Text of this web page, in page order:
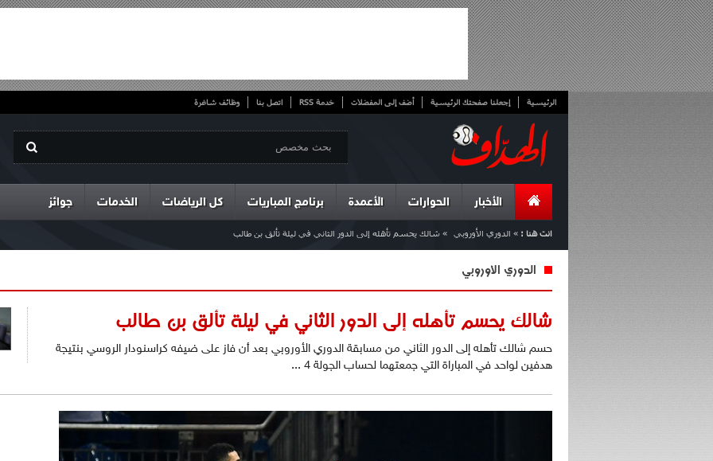
الرئيسية إجعلنا صفحتك الرئيسية أضف إلى المفضلات خدمة RSS اتصل بنا وظائف شاغرة
الأخبار الحوارات الأعمدة برنامج المباريات كل الرياضات الخدمات جوائز
انت هنا : » الدوري الأوروبي » شالك يحسم تأهله إلى الدور الثاني في ليلة تألق بن طالب
الدوري الأوروبي
شالك يحسم تأهله إلى الدور الثاني في ليلة تألق بن طالب
حسم شالك تأهله إلى الدور الثاني من مسابقة الدوري الأوروبي بعد أن فاز على ضيفه كراسنودار الروسي بنتيجة
هدفين لواحد في المباراة التي جمعتهما لحساب الجولة 4 ...